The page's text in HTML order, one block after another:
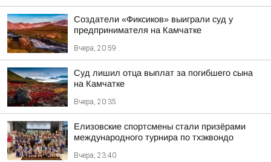
Создатели «Фиксиков» выиграли суд у
предпринимателя на Камчатке
Вчера, 20:59
Суд лишил отца выплат за погибшего сына
на Камчатке
Вчера, 20:35
Елизовские спортсмены стали призёрами
международного турнира по тхэквондо
Вчера, 23:40